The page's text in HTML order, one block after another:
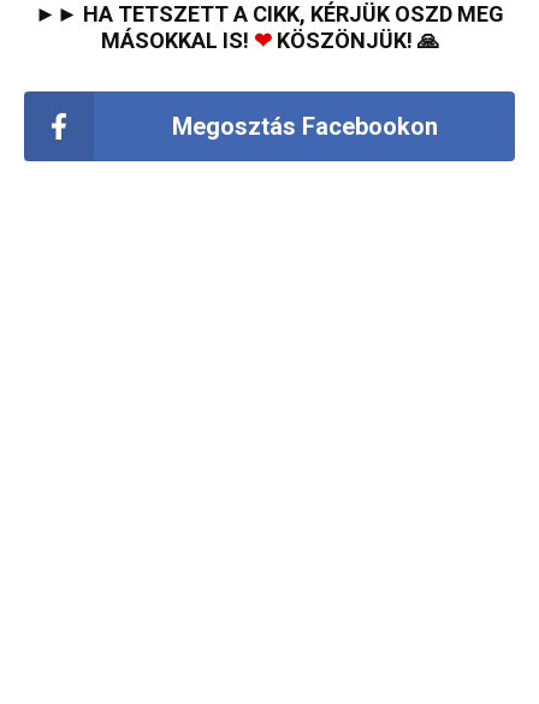
►► HA TETSZETT A CIKK, KÉRJÜK OSZD MEG
MÁSOKKAL IS! ❤KÖSZÖNJÜK! 🙏
Megosztás Facebookon